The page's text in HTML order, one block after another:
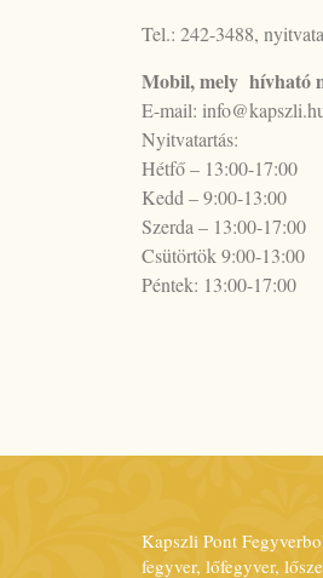
Tel.: 242-3488,
Mobil, mely hívható
E-mail:
Nyitvatartás:
Hétfő – 13:00-17:00
Kedd – 9:00-13:00
Szerda – 13:00-17:00
Csütörtök 9:00-13:00
Péntek: 13:00-17:00
Kapszli Pont
fegyver, lőfegyver,